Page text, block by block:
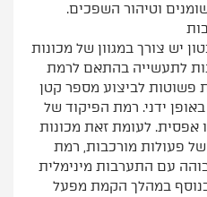
וטיהור השפכים.
יש צורך במגוון של מכונות
לתעשייה בהתאם לרמת
פשוטות לביצוע מספר קטן
ידני. רמת הפיקוד של
אפסית. לעומת זאת מכונות
פעולות מורכבות, רמת
עם התערבות מינימלית
במהלך הקמת מפעל